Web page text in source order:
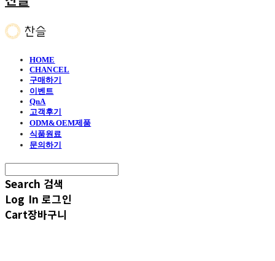
HOME
CHANCEL
구매하기
이벤트
QnA
고객후기
ODM&OEM제품
식품원료
문의하기
Search 검색
Log In 로그인
Cart장바구니